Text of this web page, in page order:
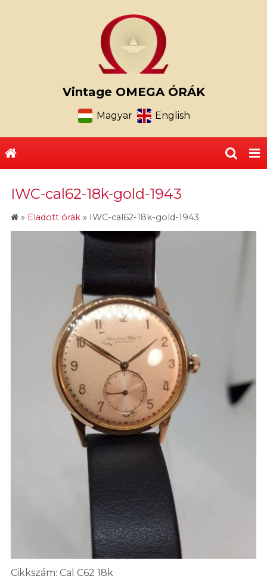
Vintage OMEGA ÓRÁK
Magyar English
IWC-cal62-18k-gold-1943
» Eladott órák » IWC-cal62-18k-gold-1943
Cikkszám: Cal C62 18k